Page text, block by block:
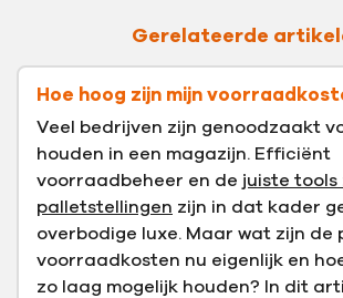
Gerelateerde
Hoe hoog zijn mijn
Veel bedrijven zijn genoodzaakt
houden in een magazijn. Efficiënt
voorraadbeheer en de juiste tools
palletstellingen zijn in dat kader
overbodige luxe. Maar wat zijn de
voorraadkosten nu eigenlijk en
zo laag mogelijk houden? In dit